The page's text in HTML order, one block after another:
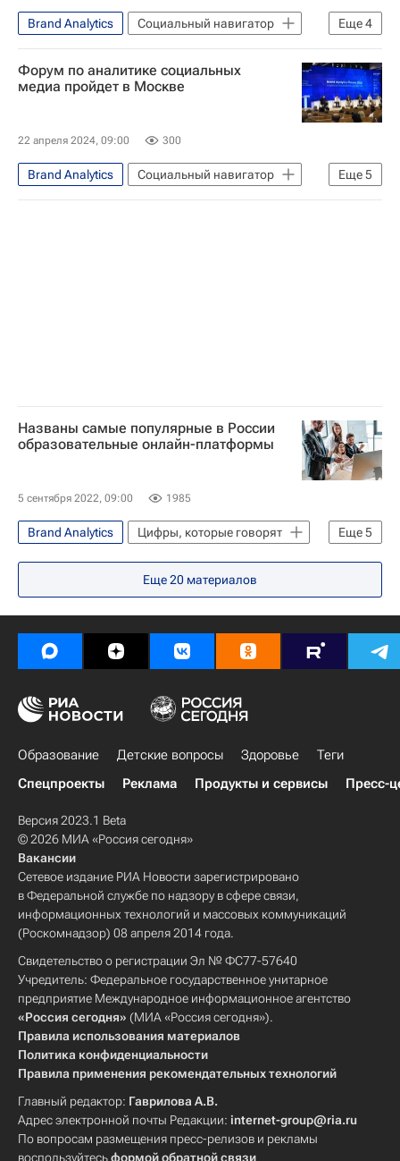
Уральский федеральный университет
МИСиС
Еще4
Brand Analytics
Социальный навигатор
Общество
СН_Образование
Россия
Москва
Форум по аналитике социальных
медиа пройдет в Москве
22 апреля 2024, 09:00 300
Еще5
Brand Analytics
Социальный навигатор
Москва
Общество
Россия
Названы самые популярные в России
образовательные онлайн-платформы
5 сентября 2022, 09:00 1985
Еще5
Brand Analytics
Цифры, которые говорят
Общество
Россия
Рейтинг
Социальный навигатор
СН_Образование
Еще20 материалов
Образование Детские вопросы Здоровье
Теги
Спецпроекты
Реклама Продукты и сервисы Пресс-
Версия 2023.1 Beta
© 2026 МИА «Россия сегодня»
Вакансии
Сетевое издание РИА Новости зарегистрировано
в Федеральной службе по надзору в сфере связи,
информационных технологий и массовых коммуникаций
(Роскомнадзор) 08 апреля 2014 года.
Свидетельство о регистрации Эл № ФС77-57640
Учредитель: Федеральное государственное унитарное
предприятие Международное информационное агентство
«Россия сегодня» (МИА «Россия сегодня»).
Правила использования материалов
Политика конфиденциальности
Правила применения рекомендательных технологий
Главный редактор: Гаврилова А.В.
Адрес электронной почты Редакции: internet-group@ria.ru
По вопросам размещения пресс-релизов и рекламы
воспользуйтесьформой обратной связи